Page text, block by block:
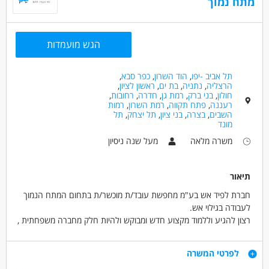
ללא עבר פלילי
הגש מועמדות
תל אביב -יפו, הוד השרון,כפר סבא,
הרצליה, נתניה,בת ים,ראשון לציון,
חולון,בני ברק, רמת גן, חדרה, רחובות,
רעננה,פתח תקווה, רמת השרון, רמות
השבים,בצרה,בני ציון, תל יצחק, תל
מונד
משרה מלאה
מעל שנה ניסיון
תיאור
חברת לפיד אש בע"מ מחפשת עובד/ת מוכשר/ת בתחום המתח הנמוך
לעבודה בגילוי אש.
רצון להגיע וללמוד מקצוע חדש ומבוקש ולהיות חלק מחברה משפחתית ,
משרה מלאה – א-ד 8-17 יום ה 8-16 – ימי שישי –לא עובדים.
דרישות
לפרטי המשרה